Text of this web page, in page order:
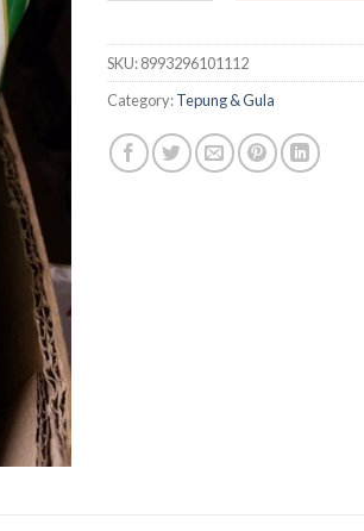
SKU:8993296101112
Category:Tepung & Gula